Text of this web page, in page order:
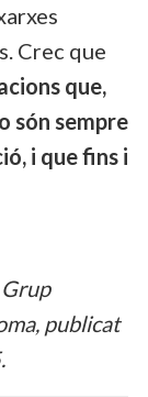
Crec que
que,
són sempre
i que fins i
publicat